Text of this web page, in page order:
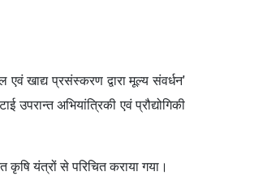
खाद्य प्रसंस्करण द्वारा मूल्य संवर्धन'
अभियांत्रिकी एवं प्रौद्योगिकी
कृषि यंत्रों से परिचित कराया गया।